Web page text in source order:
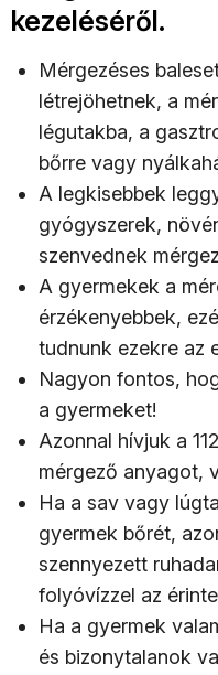
kezeléséről.
Mérgezéses
létrejöhetnek, a
légutakba, a
bőrre vagy
A legkisebbek
gyógyszerek,
szenvednek
A gyermekek a
érzékenyebbek,
tudnunk ezekre az
Nagyon fontos,
a gyermeket!
Azonnal hívjuk a
mérgező anyagot,
Ha a sav vagy
gyermek bőrét,
szennyezett
folyóvízzel az
Ha a gyermek
és bizonytalanok